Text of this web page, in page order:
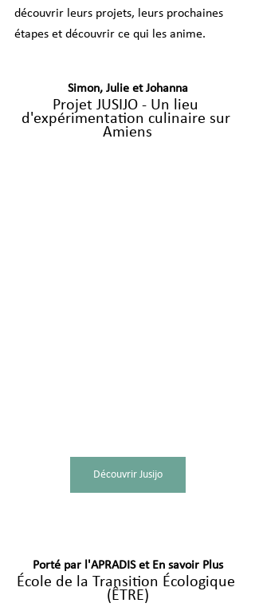
découvrir leurs projets, leurs prochaines
étapes et découvrir ce qui les anime.
Simon, Julie et Johanna
Projet JUSIJO - Un lieu
d'expérimentation culinaire sur
Amiens
Découvrir Jusijo
Porté par l'APRADIS et En savoir Plus
École de la Transition Écologique
(ÊTRE)